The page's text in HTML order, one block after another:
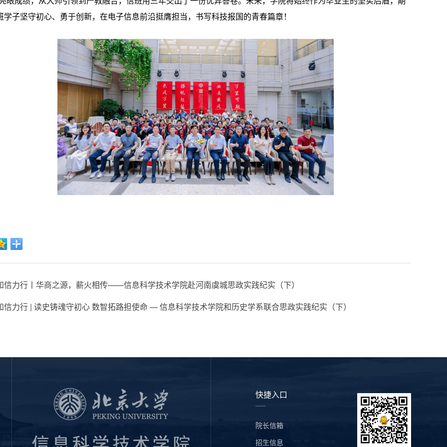
学子坚守初心、勇于创新，在电子信息前沿挺膺担当，书写科技报国的青春篇章！
信力行丨华商之源，薪火相传——信息科学技术学院赴河南虞城思政实践纪实（下）
信力行 | 读史铸魂守初心 数智拓路担使命 — 信息科学技术学院和历史学系联合思政实践纪实（下）
快捷入口
院长信箱
招生信息